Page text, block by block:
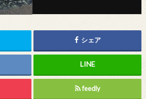
シェア
feedly